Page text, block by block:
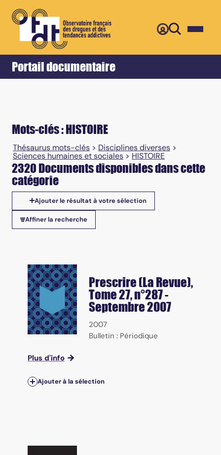
Portail documentaire
Accueil Retour
Mots-clés : HISTOIRE
Thésaurus mots-clés > Disciplines diverses >
Sciences humaines et sociales > HISTOIRE
2320 Documents disponibles dans cette
catégorie
Ajouter le résultat à votre sélection
Affiner la recherche
Prescrire (La Revue),
Tome 27, n°287 -
Septembre 2007
2007
Bulletin : Périodique
Plus d'info
Ajouter à la sélection